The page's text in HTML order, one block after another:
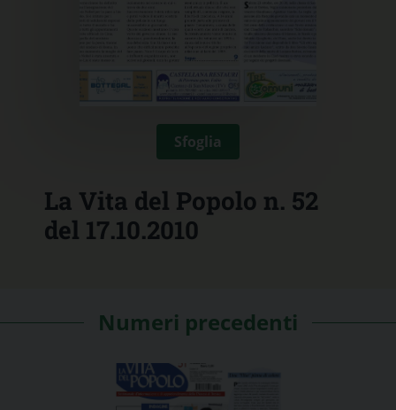
Sfoglia
La Vita del Popolo n. 52
del 17.10.2010
Numeri precedenti